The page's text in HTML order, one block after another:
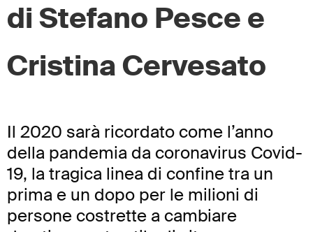
di Stefano Pesce e
Cristina Cervesato
Il 2020 sarà ricordato come l’anno
della pandemia da coronavirus Covid-
19, la tragica linea di confine tra un
prima e un dopo per le milioni di
persone costrette a cambiare